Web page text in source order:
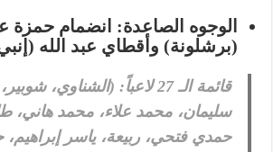
الوجوه الصاعدة: انضمامحمزة
(برشلونة) و أقطاي عبد الله
قائمة الـ 27 لاعباً:
(الشناوي،
سليمان، محمد علاء، محمد هاني،
حمدي فتحي، ربيعة، ياسر